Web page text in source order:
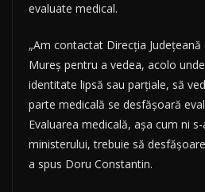
evaluate medical.
„Am contactat Direcţia
Mureş pentru a vedea, acolo
identitate lipsă sau parţiale, să
parte medicală se desfăşoară
Evaluarea medicală, aşa cum ni
ministerului, trebuie să
a spus Doru Constantin.